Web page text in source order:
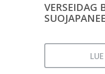
VERSEIDAG